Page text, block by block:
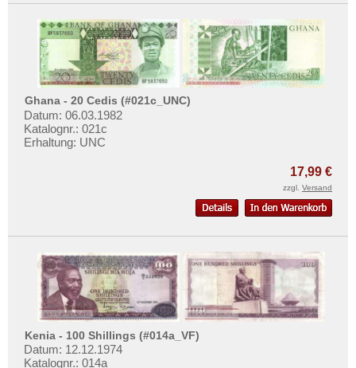
Rhodesien & Nyasaland
Ruanda
Ruanda-Burundi
Sambia
Sao Tome & Principe
Senegal
Seychellen
Süd Sudan
Südafrika
Sudan
Swaziland
Liefer- und Versandkosten
AGB
Impressum
Ghana - 20 Cedis (#021c_UNC)
Datum: 06.03.1982
Katalognr.: 021c
Erhaltung: UNC
17,99 €
zzgl. Versand
Kenia - 100 Shillings (#014a_VF)
Datum: 12.12.1974
Katalognr.: 014a